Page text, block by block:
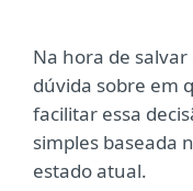
Na hora de
dúvida sobre em
facilitar essa
simples baseada
estado atual.